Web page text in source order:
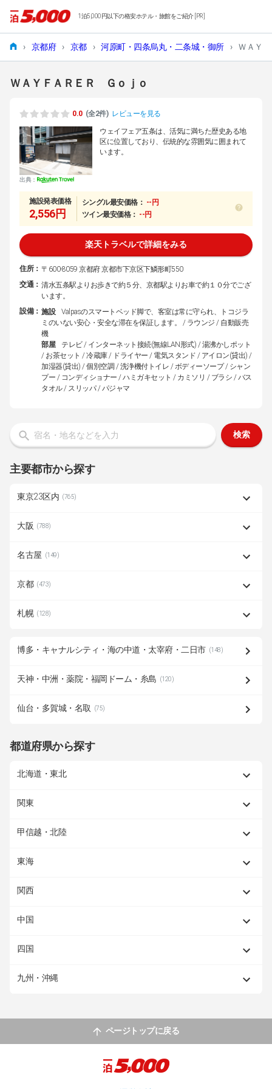
1泊5,000円以下の格安ホテル・旅館をご紹介 [PR]
› 京都府 › 京都 › 河原町・四条烏丸・二条城・御所 › ＷＡＹ
ＷＡＹＦＡＲＥＲ Ｇｏｊｏ
0.0 (全2件) レビューを見る
出典：
ウェイフェア五条は、活気に満ちた歴史ある地
区に位置しており、伝統的な雰囲気に囲まれて
います。
施設発表価格
2,556円
シングル最安価格： --円
ツイン最安価格： --円
楽天トラベルで詳細をみる
住所： 〒600-8059 京都府 京都市下京区下鱗形町550
交通： 清水五条駅よりお歩きで約５分、京都駅よりお車で約１０分でござ
います。
設備： 施設
Valpasのスマートベッド脚で、客室は常に守られ、トコジラ
ミのいない安心・安全な滞在を保証します。 / ラウンジ / 自動販売
機
部屋
テレビ / インターネット接続(無線LAN形式) / 湯沸かしポット
/ お茶セット / 冷蔵庫 / ドライヤー / 電気スタンド / アイロン(貸出) /
加湿器(貸出) / 個別空調 / 洗浄機付トイレ / ボディーソープ / シャン
プー / コンディショナー / ハミガキセット / カミソリ / ブラシ / バス
タオル / スリッパ / パジャマ
検索
主要都市から探す
東京23区内 (765)
大阪 (788)
名古屋 (149)
京都 (473)
札幌 (128)
博多・キャナルシティ・海の中道・太宰府・二日市 (148)
天神・中洲・薬院・福岡ドーム・糸島 (120)
仙台・多賀城・名取 (75)
都道府県から探す
北海道・東北
関東
甲信越・北陸
東海
関西
中国
四国
九州・沖縄
ページトップに戻る